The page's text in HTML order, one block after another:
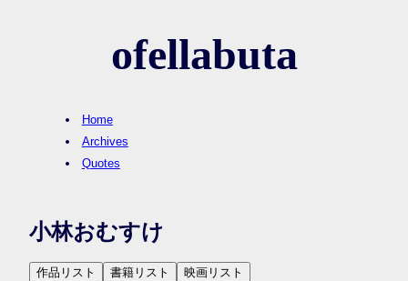
ofellabuta
Home
Archives
Quotes
小林おむすけ
作品リスト 書籍リスト 映画リスト